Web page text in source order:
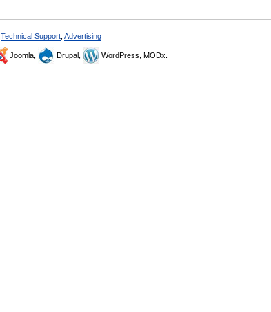
Technical Support Advertising
Joomla, Drupal, WordPress, MODx.